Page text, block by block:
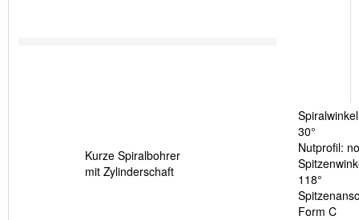
Kurze Spiralbohrer
mit Zylinderschaft
30°
Nutprofil:
118°
Form C